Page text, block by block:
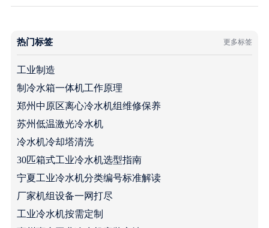
热门标签 更多标签
工业制造
制冷水箱一体机工作原理
郑州中原区离心冷水机组维修保养
苏州低温激光冷水机
冷水机冷却塔清洗
30匹箱式工业冷水机选型指南
宁夏工业冷水机分类编号标准解读
厂家机组设备一网打尽
工业冷水机按需定制